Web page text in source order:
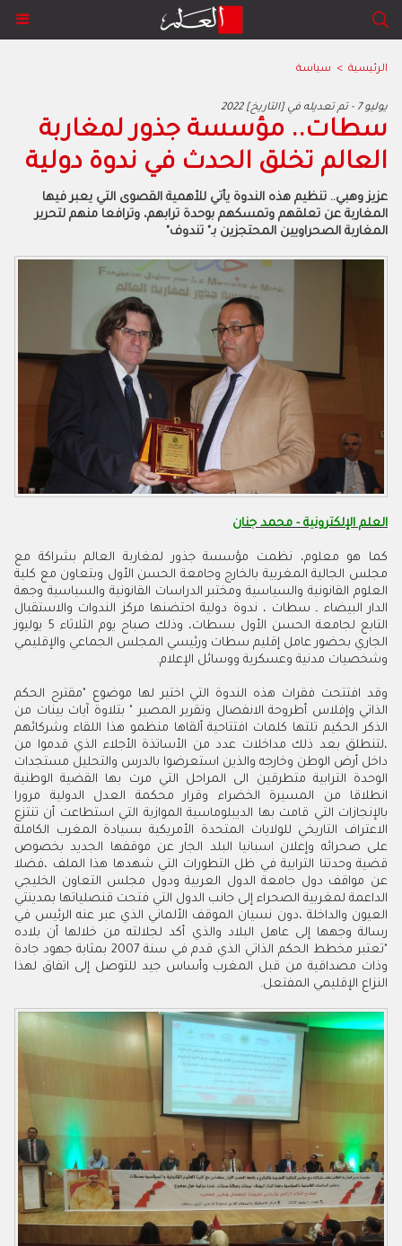
الرئيسية > سياسة
2022 يوليو 7 - تم تعديله في [التاريخ]
سطات.. مؤسسة جذور لمغاربة
العالم تخلق الحدث في ندوة دولية
عزيز وهبي.. تنظيم هذه الندوة يأتي للأهمية القصوى التي يعبر فيها
المغاربة عن تعلقهم وتمسكهم بوحدة ترابهم، وترافعا منهم لتحرير
المغاربة الصحراويين المحتجزين بـ" تندوف"
العلم الإلكترونية - محمد جنان
كما هو معلوم، نظمت مؤسسة جذور لمغاربة العالم بشراكة مع
مجلس الجالية المغربية بالخارج وجامعة الحسن الأول وبتعاون مع كلية
العلوم القانونية والسياسية ومختبر الدراسات القانونية والسياسية وجهة
الدار البيضاء ـ سطات ، ندوة دولية احتضنها مركز الندوات والاستقبال
التابع لجامعة الحسن الأول بسطات، وذلك صباح يوم الثلاثاء 5 يوليوز
الجاري بحضور عامل إقليم سطات ورئيسي المجلس الجماعي والإقليمي
وشخصيات مدنية وعسكرية ووسائل الإعلام.
وقد افتتحت فقرات هذه الندوة التي اختير لها موضوع "مقترح الحكم
الذاتي وإفلاس أطروحة الانفصال وتقرير المصير " بتلاوة آيات بينات من
الذكر الحكيم تلتها كلمات افتتاحية ألقاها منظمو هذا اللقاء وشركائهم
،لتنطلق بعد ذلك مداخلات عدد من الأساتذة الأجلاء الذي قدموا من
داخل أرض الوطن وخارجه والذين استعرضوا بالدرس والتحليل مستجدات
الوحدة الترابية متطرقين الى المراحل التي مرت بها القضية الوطنية
انطلاقا من المسيرة الخضراء وقرار محكمة العدل الدولية مرورا
بالإنجازات التي قامت بها الديبلوماسية الموازية التي استطاعت أن تنتزع
الاعتراف التاريخي للولايات المتحدة الأمريكية بسيادة المغرب الكاملة
على صحرائه وإعلان اسبانيا البلد الجار عن موقفها الجديد بخصوص
قضية وحدتنا الترابية في ظل التطورات التي شهدها هذا الملف ،فضلا
عن مواقف دول جامعة الدول العربية ودول مجلس التعاون الخليجي
الداعمة لمغربية الصحراء إلى جانب الدول التي فتحت قنصلياتها بمدينتي
العيون والداخلة ،دون نسيان الموقف الألماني الذي عبر عنه الرئيس في
رسالة وجهها إلى عاهل البلاد والذي أكد لجلالته من خلالها أن بلاده
"تعتبر مخطط الحكم الذاتي الذي قدم في سنة 2007 بمثابة جهود جادة
وذات مصداقية من قبل المغرب وأساس جيد للتوصل إلى اتفاق لهذا
النزاع الإقليمي المفتعل.